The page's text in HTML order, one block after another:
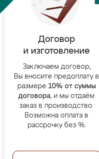
Договор
и изготовление
Заключаем договор,
Вы вносите предоплату в
размере 10% от суммы
договора, и мы отдаём
заказ в производство.
Возможна оплата в
рассрочку без %.